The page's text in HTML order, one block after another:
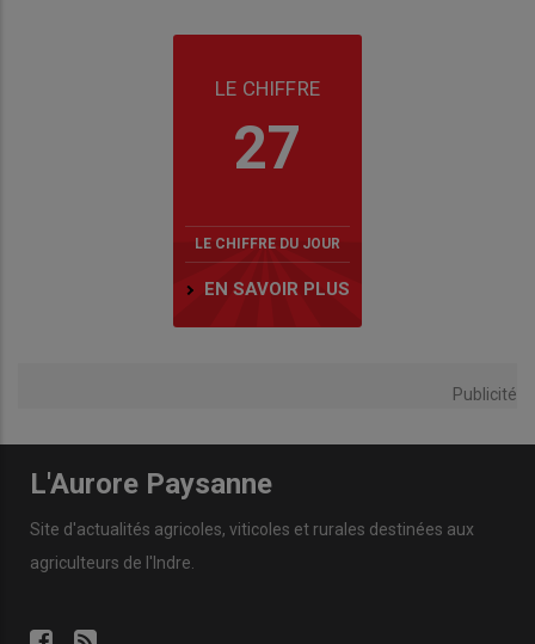
LE CHIFFRE
27
LE CHIFFRE DU JOUR
EN SAVOIR PLUS
Publicité
L'Aurore Paysanne
Site d'actualités agricoles, viticoles et rurales destinées aux
agriculteurs de l'Indre.